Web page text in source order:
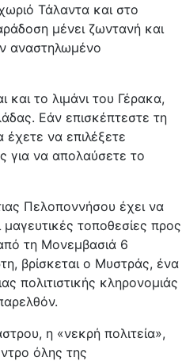
Τάλαντα και στο
μένει ζωντανή και
αναστηλωμένο
και το λιμάνι του Γέρακα,
Εάν επισκέπτεστε τη
να επιλέξετε
για να απολαύσετε το
Πελοποννήσου έχει να
μαγευτικές τοποθεσίες προς
τη Μονεμβασιά 6
βρίσκεται ο Μυστράς, ένα
πολιτιστικής κληρονομιάς
η «νεκρή πολιτεία»,
όλης της